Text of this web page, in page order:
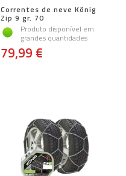
Correntes de neve König
Zip 9 gr. 70
Produto disponível em
grandes quantidades
79,99 €